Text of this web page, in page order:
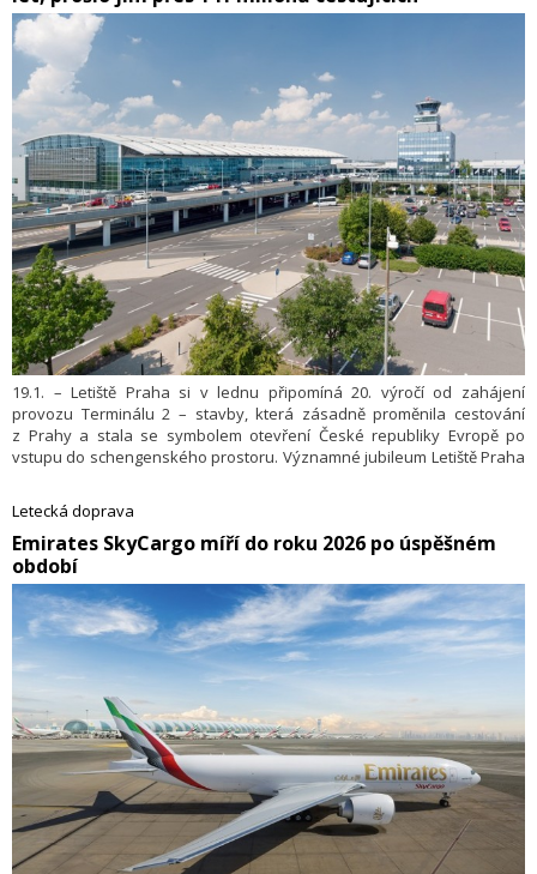
19.1. – Letiště Praha si v lednu připomíná 20. výročí od zahájení
provozu Terminálu 2 – stavby, která zásadně proměnila cestování
z Prahy a stala se symbolem otevření České republiky Evropě po
vstupu do schengenského prostoru. Významné jubileum Letiště Praha
širokou veřejnost. Celkem prošlo terminálem od jeho otevření přes
141 milionů cestujících. Budovu čeká i významná modernizace v blízké
budoucnosti.
Letecká doprava
​Emirates SkyCargo míří do roku 2026 po úspěšném
období